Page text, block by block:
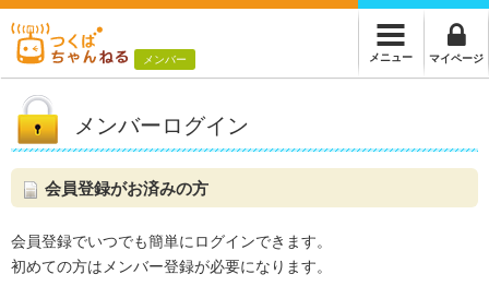
メンバー メニュー マイページ
メンバーログイン
会員登録がお済みの方
会員登録でいつでも簡単にログインできます。
初めての方はメンバー登録が必要になります。